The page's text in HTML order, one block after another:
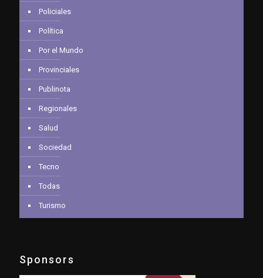
Policiales
Política
Por el Mundo
Provinciales
Publinota
Regionales
Salud
Sociedad
Tecno
Todas
Turismo
Sponsors